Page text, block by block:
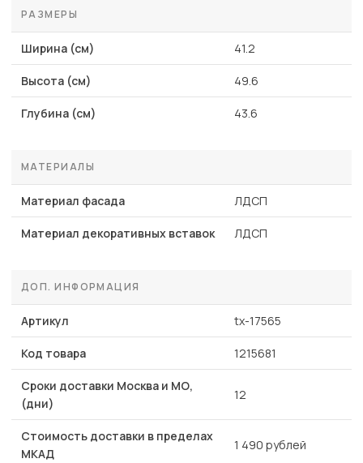
РАЗМЕРЫ
Ширина (см) 41.2
Высота (см) 49.6
Глубина (см) 43.6
МАТЕРИАЛЫ
Материал фасада ЛДСП
Материал декоративных вставок ЛДСП
ДОП. ИНФОРМАЦИЯ
Артикул tx-17565
Код товара 1215681
Сроки доставки Москва и МО,
(дни)
12
Стоимость доставки в пределах
МКАД
1 490 рублей